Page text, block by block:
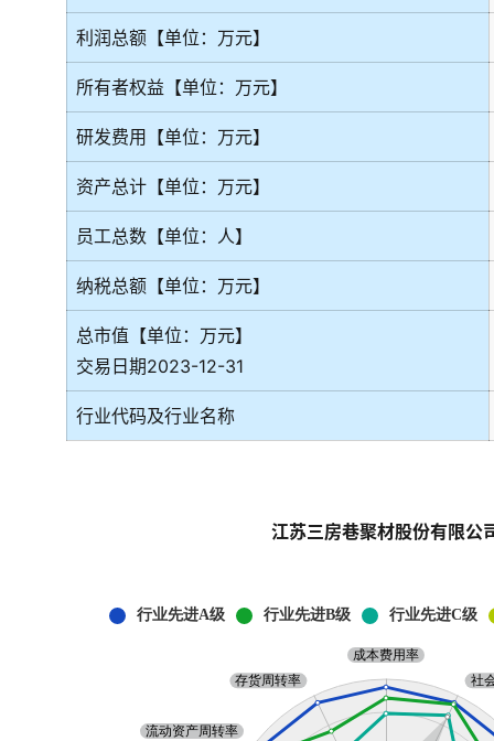
利润总额【单位：万元】
所有者权益【单位：万元】
研发费用【单位：万元】
资产总计【单位：万元】
员工总数【单位：人】
纳税总额【单位：万元】
总市值【单位：万元】
交易日期2023-12-31
行业代码及行业名称
江苏三房巷聚材股份有限公